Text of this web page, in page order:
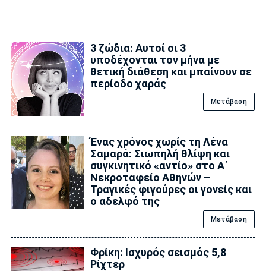
3 ζώδια: Αυτοί οι 3
υποδέχονται τον μήνα με
θετική διάθεση και μπαίνουν σε
περίοδο χαράς
Μετάβαση
Ένας χρόνος χωρίς τη Λένα
Σαμαρά: Σιωπηλή θλίψη και
συγκινητικό «αντίο» στο Α΄
Νεκροταφείο Αθηνών –
Τραγικές φιγούρες οι γονείς και
ο αδελφό της
Μετάβαση
Φρίκη: Ισχυρός σεισμός 5,8
Ρίχτερ